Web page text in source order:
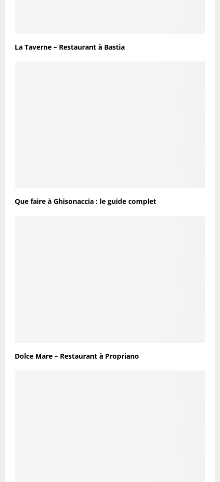
La Taverne – Restaurant à Bastia
Que faire à Ghisonaccia : le guide complet
Dolce Mare – Restaurant à Propriano